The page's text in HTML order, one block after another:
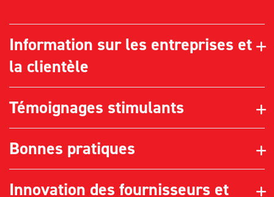
Information sur les entreprises et
la clientèle
Témoignages stimulants
Bonnes pratiques
Innovation des fournisseurs et